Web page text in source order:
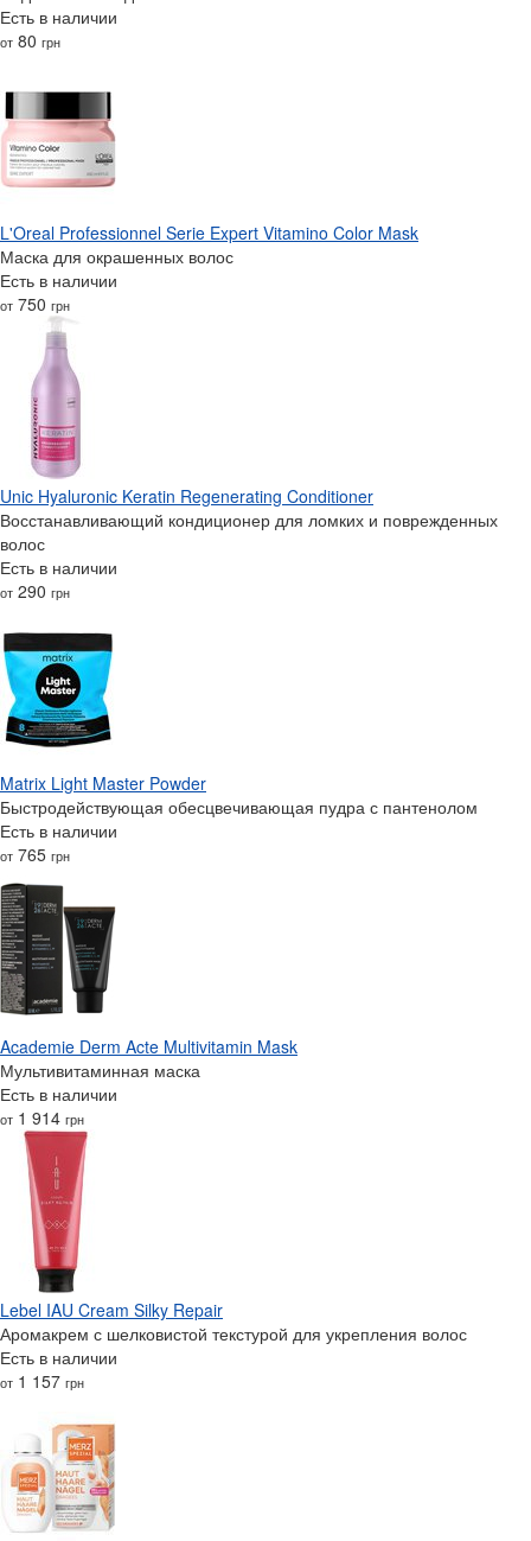
Есть в наличии
от 80 грн
L'Oreal Professionnel Serie Expert Vitamino Color Mask
Маска для окрашенных волос
Есть в наличии
от 750 грн
Unic Hyaluronic Keratin Regenerating Conditioner
Восстанавливающий кондиционер для ломких и поврежденных
волос
Есть в наличии
от 290 грн
Matrix Light Master Powder
Быстродействующая обесцвечивающая пудра с пантенолом
Есть в наличии
от 765 грн
Academie Derm Acte Multivitamin Mask
Мультивитаминная маска
Есть в наличии
от 1 914 грн
Lebel IAU Cream Silky Repair
Аромакрем с шелковистой текстурой для укрепления волос
Есть в наличии
от 1 157 грн